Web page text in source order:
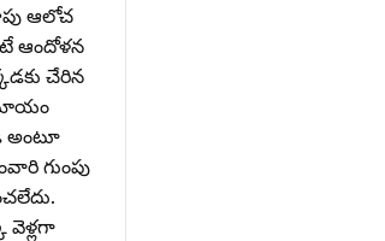
ఆలోచ
ఆందోళన
చేరిన
అంటూ
గుంపు
వెళ్లగా